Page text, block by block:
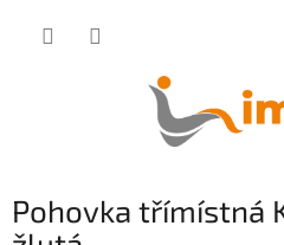
Pohovka třímístná